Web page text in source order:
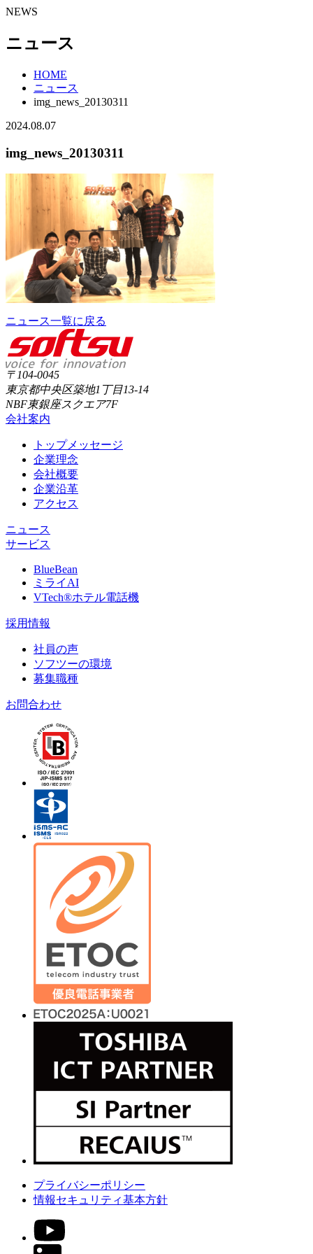
NEWS
ニュース
HOME
ニュース
img_news_20130311
2024.08.07
img_news_20130311
ニュース一覧に戻る
〒104-0045
東京都中央区築地1丁目13-14
NBF東銀座スクエア7F
会社案内
トップメッセージ
企業理念
会社概要
企業沿革
アクセス
ニュース
サービス
BlueBean
ミライAI
VTech®ホテル電話機
採用情報
社員の声
ソフツーの環境
募集職種
お問合わせ
プライバシーポリシー
情報セキュリティ基本方針